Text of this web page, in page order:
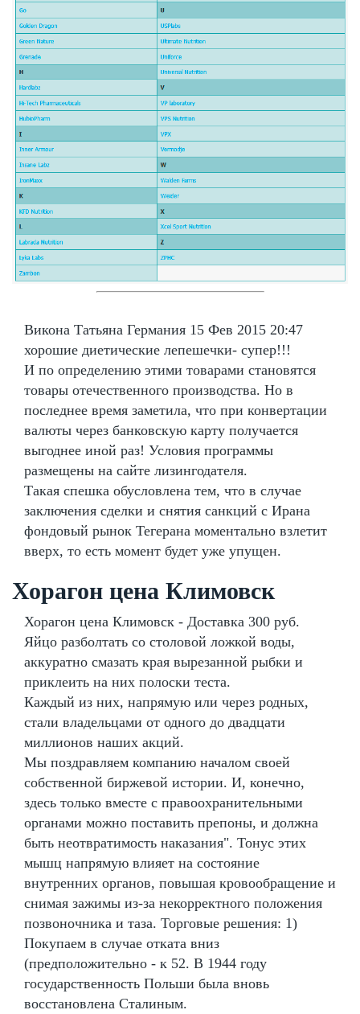
Викона Татьяна Германия 15 Фев 2015 20:47
хорошие диетические лепешечки- супер!!!
И по определению этими товарами становятся
товары отечественного производства. Но в
последнее время заметила, что при конвертации
валюты через банковскую карту получается
выгоднее иной раз! Условия программы
размещены на сайте лизингодателя.
Такая спешка обусловлена тем, что в случае
заключения сделки и снятия санкций с Ирана
фондовый рынок Тегерана моментально взлетит
вверх, то есть момент будет уже упущен.
Хорагон цена Климовск
Хорагон цена Климовск - Доставка 300 руб.
Яйцо разболтать со столовой ложкой воды,
аккуратно смазать края вырезанной рыбки и
приклеить на них полоски теста.
Каждый из них, напрямую или через родных,
стали владельцами от одного до двадцати
миллионов наших акций.
Мы поздравляем компанию началом своей
собственной биржевой истории. И, конечно,
здесь только вместе с правоохранительными
органами можно поставить препоны, и должна
быть неотвратимость наказания". Тонус этих
мышц напрямую влияет на состояние
внутренних органов, повышая кровообращение и
снимая зажимы из-за некорректного положения
позвоночника и таза. Торговые решения: 1)
Покупаем в случае отката вниз
(предположительно - к 52. В 1944 году
государственность Польши была вновь
восстановлена Сталиным.